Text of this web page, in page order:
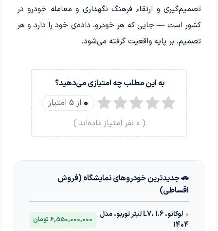
تصمیم‌گیری و ارتقاء فرهنگ نگهداری و معامله خودرو در
کشور است — جایی که هر خودرو، داده‌ی خود را دارد و هر
تصمیم، بر پایه واقعیت گرفته می‌شود.
به این مطلب چه امتیازی می‌دهید؟
0 از 5 امتیاز
(
0 نفر امتیاز داده‌اند )
🚗 جدیدترین خودروهای نمایشگاه (فروش
اقساطی)
•
لوکانو، L7، 1.6 لیتر توربو، مدل
1404
6,550,000,000 تومان